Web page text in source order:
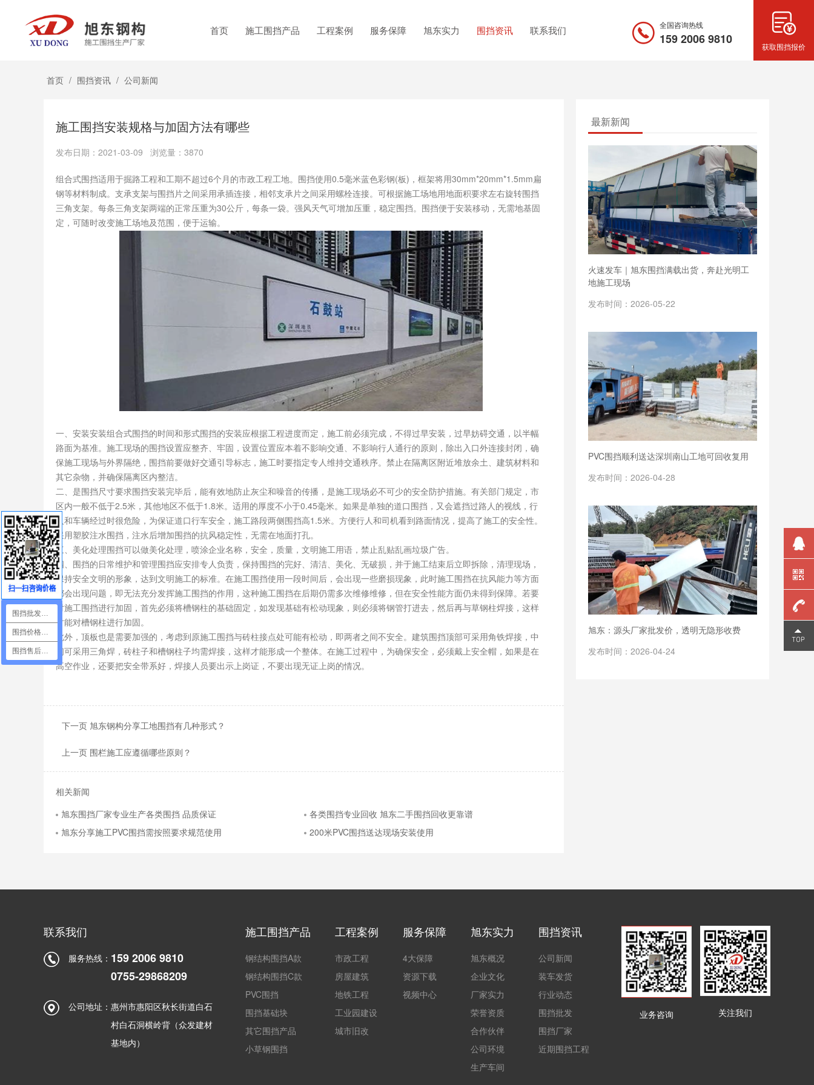
首页 施工围挡产品 工程案例 服务保障 旭东实力 围挡资讯 联系我们 全国咨询热线
159 2006 9810 获取围挡报价
首页 / 围挡资讯 / 公司新闻
施工围挡安装规格与加固方法有哪些
发布日期：2021-03-09 浏览量：3870
组合式围挡适用于掘路工程和工期不超过6个月的市政工程工地。围挡使用0.5毫米蓝色彩钢(板)，框架将用30mm*20mm*1.5mm扁
钢等材料制成。支承支架与围挡片之间采用承插连接，相邻支承片之间采用螺栓连接。可根据施工场地用地面积要求左右旋转围挡
三角支架。每条三角支架两端的正常压重为30公斤，每条一袋。强风天气可增加压重，稳定围挡。围挡便于安装移动，无需地基固
定，可随时改变施工场地及范围，便于运输。
一、安装安装组合式围挡的时间和形式围挡的安装应根据工程进度而定，施工前必须完成，不得过早安装，过早妨碍交通，以半幅
路面为基准。施工现场的围挡设置应整齐、牢固，设置位置应本着不影响交通、不影响行人通行的原则，除出入口外连接封闭，确
保施工现场与外界隔绝，围挡前要做好交通引导标志，施工时要指定专人维持交通秩序。禁止在隔离区附近堆放余土、建筑材料和
其它杂物，并确保隔离区内整洁。
二、是围挡尺寸要求围挡安装完毕后，能有效地防止灰尘和噪音的传播，是施工现场必不可少的安全防护措施。有关部门规定，市
区内一般不低于2.5米，其他地区不低于1.8米。适用的厚度不小于0.45毫米。如果是单独的道口围挡，又会遮挡过路人的视线，行
人和车辆经过时很危险，为保证道口行车安全，施工路段两侧围挡高1.5米。方便行人和司机看到路面情况，提高了施工的安全性。
采用塑胶注水围挡，注水后增加围挡的抗风稳定性，无需在地面打孔。
三、美化处理围挡可以做美化处理，喷涂企业名称，安全，质量，文明施工用语，禁止乱贴乱画垃圾广告。
四、围挡的日常维护和管理围挡应安排专人负责，保持围挡的完好、清洁、美化、无破损，并于施工结束后立即拆除，清理现场，
保持安全文明的形象，达到文明施工的标准。在施工围挡使用一段时间后，会出现一些磨损现象，此时施工围挡在抗风能力等方面
都会出现问题，即无法充分发挥施工围挡的作用，这种施工围挡在后期仍需多次维修维修，但在安全性能方面仍未得到保障。若要
对施工围挡进行加固，首先必须将槽钢柱的基础固定，如发现基础有松动现象，则必须将钢管打进去，然后再与草钢柱焊接，这样
才能对槽钢柱进行加固。
此外，顶板也是需要加强的，考虑到原施工围挡与砖柱接点处可能有松动，即两者之间不安全。建筑围挡顶部可采用角铁焊接，中
间可采用三角焊，砖柱子和槽钢柱子均需焊接，这样才能形成一个整体。在施工过程中，为确保安全，必须戴上安全帽，如果是在
高空作业，还要把安全带系好，焊接人员要出示上岗证，不要出现无证上岗的情况。
下一页 旭东钢构分享工地围挡有几种形式？
上一页 围栏施工应遵循哪些原则？
相关新闻
旭东围挡厂家专业生产各类围挡 品质保证
各类围挡专业回收 旭东二手围挡回收更靠谱
旭东分享施工PVC围挡需按照要求规范使用
200米PVC围挡送达现场安装使用
最新新闻
火速发车｜旭东围挡满载出货，奔赴光明工
地施工现场
发布时间：2026-05-22
PVC围挡顺利送达深圳南山工地可回收复用
发布时间：2026-04-28
旭东：源头厂家批发价，透明无隐形收费
发布时间：2026-04-24
联系我们
服务热线： 159 2006 9810
0755-29868209
公司地址： 惠州市惠阳区秋长街道白石
村白石洞横岭背（众发建材
基地内）
施工围挡产品
钢结构围挡A款
钢结构围挡C款
PVC围挡
围挡基础块
其它围挡产品
小草钢围挡
工程案例
市政工程
房屋建筑
地铁工程
工业园建设
城市旧改
服务保障
4大保障
资源下载
视频中心
旭东实力
旭东概况
企业文化
厂家实力
荣誉资质
合作伙伴
公司环境
生产车间
围挡资讯
公司新闻
装车发货
行业动态
围挡批发
围挡厂家
近期围挡工程
业务咨询 关注我们
159
围挡批发咨询
围挡价格咨询
围挡售后咨询